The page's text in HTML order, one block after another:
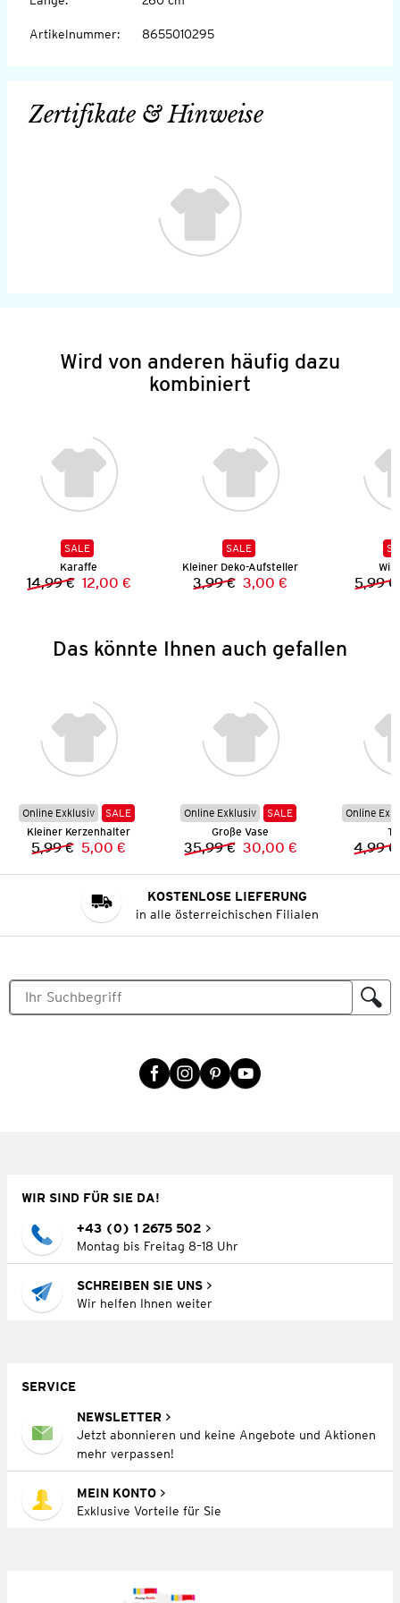
Artikelnummer: 8655010295
Zertifikate & Hinweise
Wird von anderen häufig dazu
kombiniert
SALE
Karaffe
Vorheriger Preis:
14,99 € Neuer Preis:
12,00 €
SALE
Kleiner Deko-Aufsteller
Vorheriger Preis:
3,99 € Neuer Preis:
3,00 € 5,99 €
Das könnte Ihnen auch gefallen
Online Exklusiv
SALE
Kleiner Kerzenhalter
Vorheriger Preis:
5,99 € Neuer Preis:
5,00 €
Online Exklusiv
SALE
Große Vase
Vorheriger Preis:
35,99 € Neuer Preis:
30,00 €
Online
4,99 €
KOSTENLOSE LIEFERUNG
in alle österreichischen Filialen
WIR SIND FÜR SIE DA!
+43 (0) 1 2675 502
Montag bis Freitag 8–18 Uhr
SCHREIBEN SIE UNS
Wir helfen Ihnen weiter
SERVICE
NEWSLETTER
Jetzt abonnieren und keine Angebote und Aktionen
mehr verpassen!
MEIN KONTO
Exklusive Vorteile für Sie